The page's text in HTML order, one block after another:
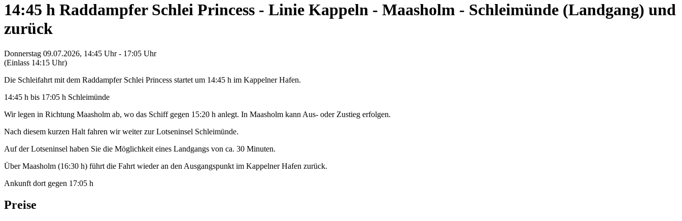
14:45 h Raddampfer Schlei Princess - Linie Kappeln - Maasholm - Schleimünde (Landgang) und
zurück
Donnerstag 09.07.2026, 14:45 Uhr - 17:05 Uhr
(Einlass 14:15 Uhr)
Die Schleifahrt mit dem Raddampfer Schlei Princess startet um 14:45 h im Kappelner Hafen.
14:45 h bis 17:05 h Schleimünde
Wir legen in Richtung Maasholm ab, wo das Schiff gegen 15:20 h anlegt. In Maasholm kann Aus- oder Zustieg erfolgen.
Nach diesem kurzen Halt fahren wir weiter zur Lotseninsel Schleimünde.
Auf der Lotseninsel haben Sie die Möglichkeit eines Landgangs von ca. 30 Minuten.
Über Maasholm (16:30 h) führt die Fahrt wieder an den Ausgangspunkt im Kappelner Hafen zurück.
Ankunft dort gegen 17:05 h
Preise